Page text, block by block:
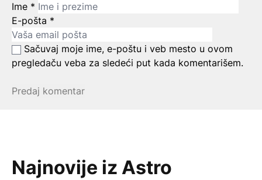
Ime *
E-pošta *
Sačuvaj moje ime, e-poštu i veb mesto u ovom
pregledaču veba za sledeći put kada komentarišem.
Najnovije iz Astro